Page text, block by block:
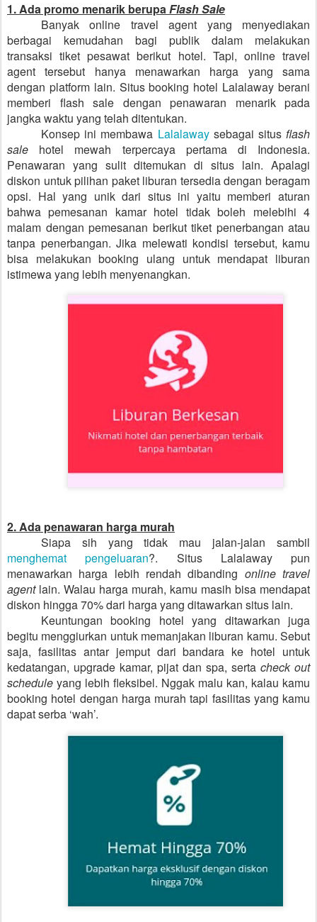
1. Ada promo menarik berupaFlash Sale
Banyak online travel agent yang menyediakan
berbagai kemudahan bagi publik dalam melakukan
transaksi tiket pesawat berikut hotel. Tapi, online travel
agent tersebut hanya menawarkan harga yang sama
dengan platform lain. Situs booking hotel Lalalaway berani
memberi flash sale dengan penawaran menarik pada
jangka waktu yang telah ditentukan.
Konsep ini membawa Lalalawaysebagai situs flash
sale hotel mewah terpercaya pertama di Indonesia.
Penawaran yang sulit ditemukan di situs lain. Apalagi
diskon untuk pilihan paket liburan tersedia dengan beragam
opsi. Hal yang unik dari situs ini yaitu memberi aturan
bahwa pemesanan kamar hotel tidak boleh melebihi 4
malam dengan pemesanan berikut tiket penerbangan atau
tanpa penerbangan. Jika melewati kondisi tersebut, kamu
bisa melakukan booking ulang untuk mendapat liburan
istimewa yang lebih menyenangkan.
2. Ada penawaran harga murah
Siapa sih yang tidak mau jalan-jalan sambil
menghemat pengeluaran?. Situs Lalalaway pun
menawarkan harga lebih rendah dibanding online travel
agentlain. Walau harga murah, kamu masih bisa mendapat
diskon hingga 70% dari harga yang ditawarkan situs lain.
Keuntungan booking hotel yang ditawarkan juga
begitu menggiurkan untuk memanjakan liburan kamu. Sebut
saja, fasilitas antar jemput dari bandara ke hotel untuk
kedatangan, upgrade kamar, pijat dan spa, serta check out
schedule yang lebih fleksibel. Nggak malu kan, kalau kamu
booking hotel dengan harga murah tapi fasilitas yang kamu
dapat serba ‘wah’.